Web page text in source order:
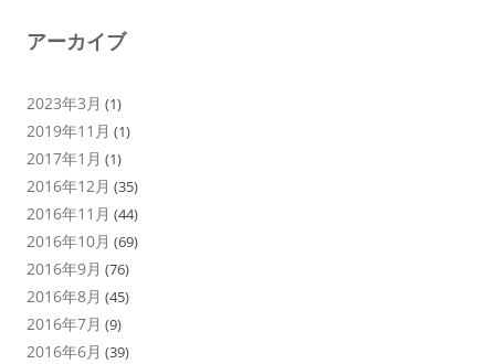
アーカイブ
2023年3月 (1)
2019年11月 (1)
2017年1月 (1)
2016年12月 (35)
2016年11月 (44)
2016年10月 (69)
2016年9月 (76)
2016年8月 (45)
2016年7月 (9)
2016年6月 (39)